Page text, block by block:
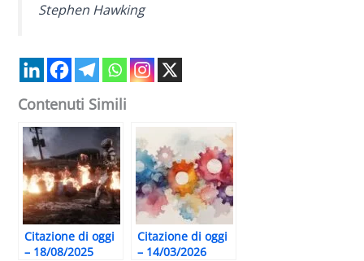
Stephen Hawking
Contenuti Simili
Citazione di oggi
– 18/08/2025
Citazione di oggi
– 14/03/2026